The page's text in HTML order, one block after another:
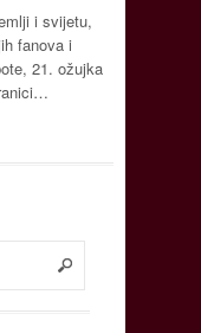
i svijetu,
fanova i
21. ožujka